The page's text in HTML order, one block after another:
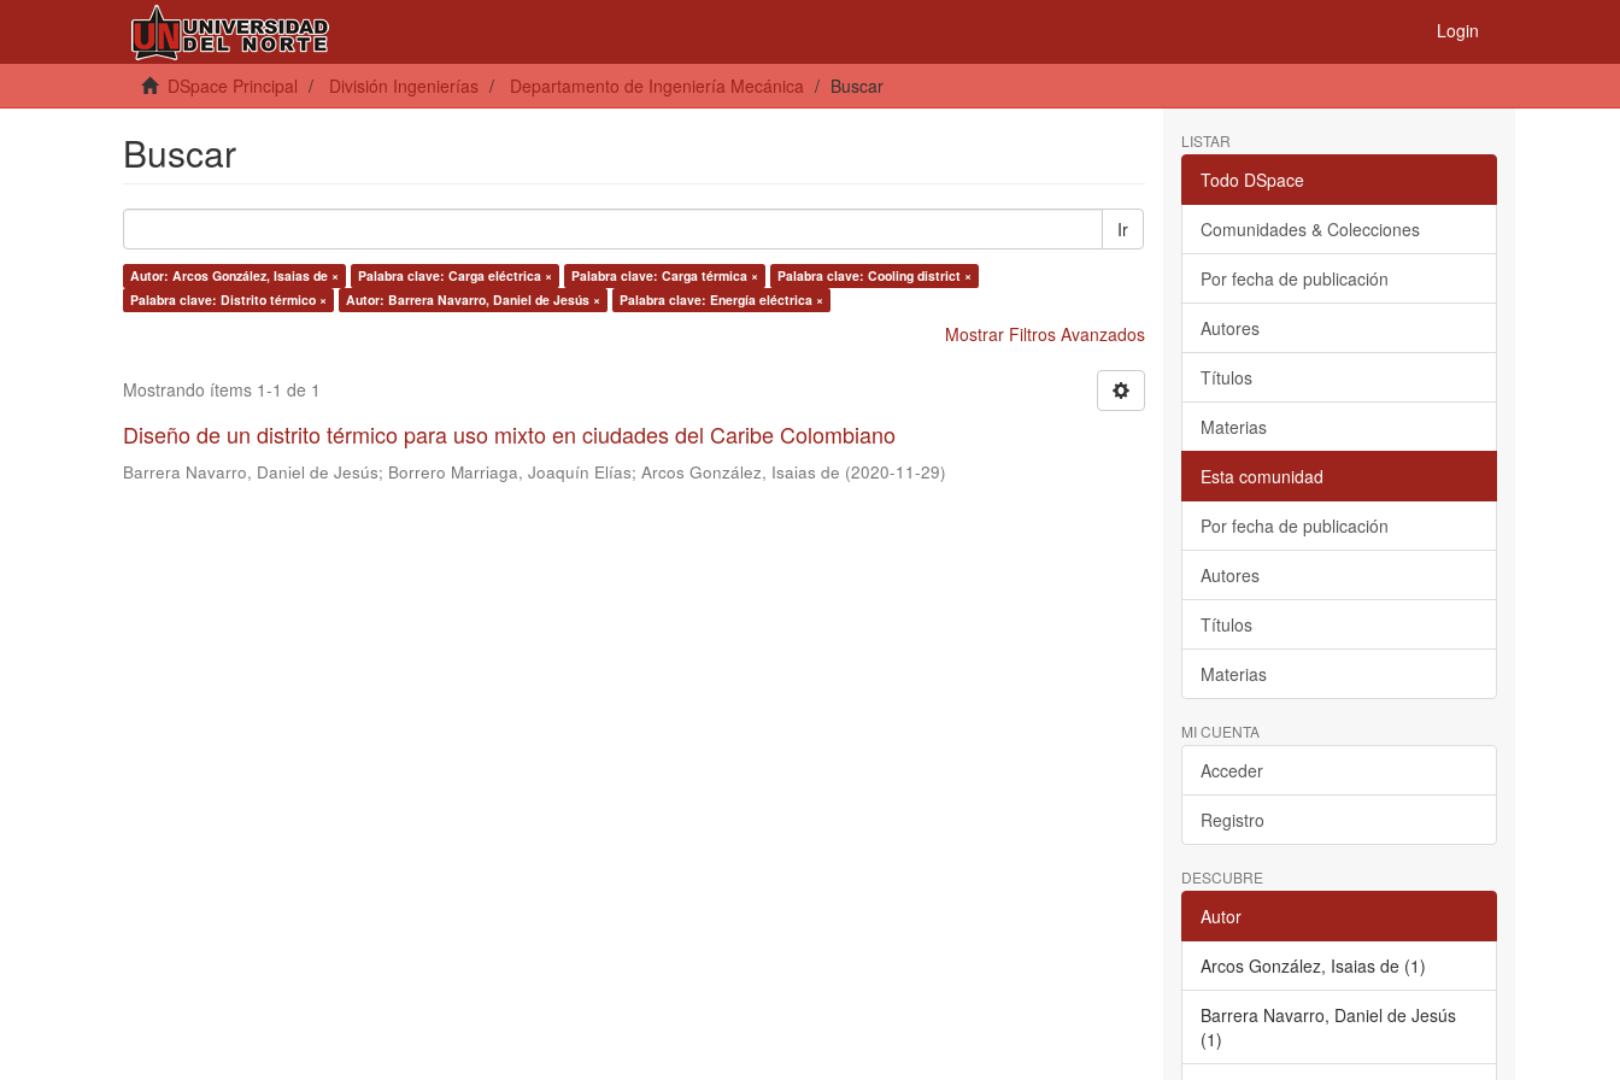
Login
DSpace Principal División Ingenierías Departamento de Ingeniería Mecánica Buscar
Buscar
Ir
Autor: Arcos González, Isaias de × Palabra clave: Carga eléctrica × Palabra clave: Carga térmica ×
Palabra clave: Cooling district ×
Palabra clave: Distrito térmico ×
Autor: Barrera Navarro, Daniel de Jesús × Palabra clave: Energía eléctrica ×
Mostrar Filtros Avanzados
Mostrando ítems 1-1 de 1
Diseño de un distrito térmico para uso mixto en ciudades del Caribe Colombiano
Barrera Navarro, Daniel de Jesús; Borrero Marriaga, Joaquín Elías; Arcos González, Isaias de (2020-11-29)
LISTAR
Todo DSpace
Comunidades & Colecciones
Por fecha de publicación
Autores
Títulos
Materias
Esta comunidad
Por fecha de publicación
Autores
Títulos
Materias
MI CUENTA
Acceder
Registro
DESCUBRE
Autor
Arcos González, Isaias de (1)
Barrera Navarro, Daniel de Jesús
(1)